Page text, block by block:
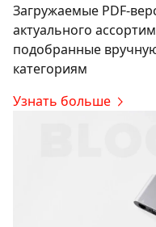
Загружаемые PDF-
актуального
подобранные
категориям
Узнать больше